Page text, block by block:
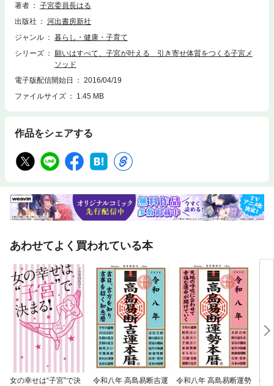
著者
子宮委員長はる
出版社
河出書房新社
ジャンル
暮らし・健康・子育て
シリーズ
願いはすべて、子宮が叶える 引き寄せ体質をつくる子宮メ
ソッド
電子版配信開始日
2016/04/19
ファイルサイズ
1.45 MB
作品をシェアする
あわせてよく買われている本
女の幸せは“子宮”で決
令和八年 高島易断吉運
令和八年 高島易断運勢
令